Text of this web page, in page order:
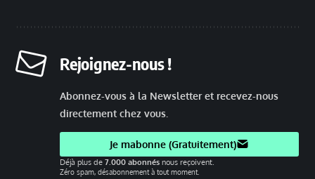
Rejoignez-nous !
Abonnez-vous à la Newsletter et recevez-nous
directement chez vous.
Je mabonne (Gratuitement)
Déjà plus de 7.000 abonnés nous reçoivent.
Zéro spam, désabonnement à tout moment.